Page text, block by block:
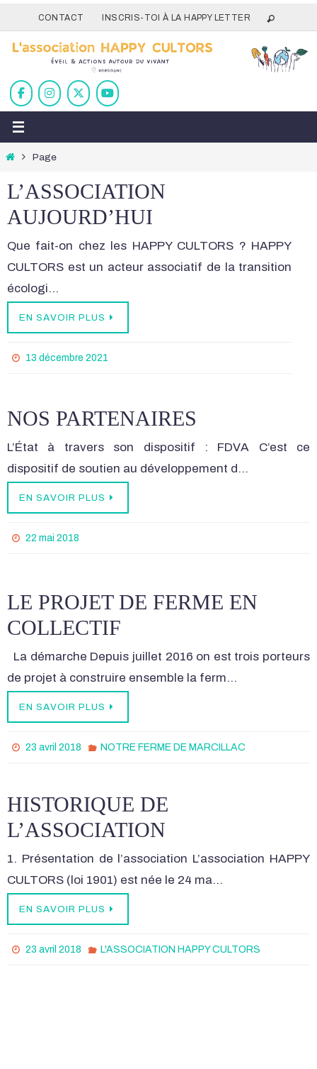
vers
contenu
CONTACT INSCRIS-TOI À LA HAPPY LETTER
HomePage
L’ASSOCIATION
AUJOURD’HUI
Que fait-on chez les HAPPY CULTORS ? HAPPY
CULTORS est un acteur associatif de la transition
écologi…
EN SAVOIR PLUS
13 décembre 2021
NOS PARTENAIRES
L’État à travers son dispositif : FDVA C’est ce
dispositif de soutien au développement d…
EN SAVOIR PLUS
22 mai 2018
LE PROJET DE FERME EN
COLLECTIF
La démarche Depuis juillet 2016 on est trois porteurs
de projet à construire ensemble la ferm…
EN SAVOIR PLUS
23 avril 2018 NOTRE FERME DE MARCILLAC
HISTORIQUE DE
L’ASSOCIATION
1. Présentation de l’association L’association HAPPY
CULTORS (loi 1901) est née le 24 ma…
EN SAVOIR PLUS
23 avril 2018 L'ASSOCIATION HAPPY CULTORS